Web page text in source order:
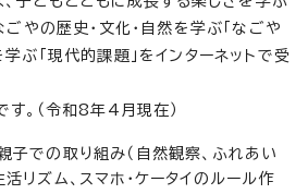
ごやの歴史・文化・自然を学ぶ「なごや
ぶ「現代的課題」をインターネットで受
。（令和8年4月現在）
子での取り組み（自然観察、ふれあい
活リズム、スマホ・ケータイのルール作